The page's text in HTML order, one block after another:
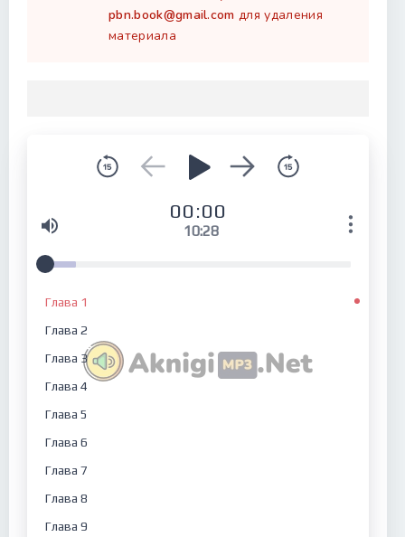
pbn.book@gmail.com для удаления
материала
00:00
10:28
Глава 1
Глава 2
Глава 3
Глава 4
Глава 5
Глава 6
Глава 7
Глава 8
Глава 9